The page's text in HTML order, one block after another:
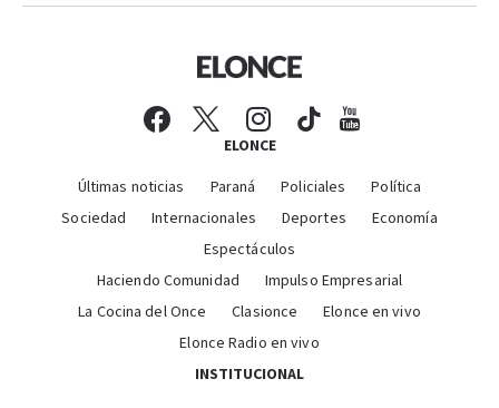
ELONCE
Últimas noticias Paraná Policiales
Política
Sociedad
Internacionales Deportes
Economía
Espectáculos
Haciendo Comunidad
Impulso Empresarial
La Cocina del Once
Clasionce
Elonce en vivo
Elonce Radio en vivo
INSTITUCIONAL